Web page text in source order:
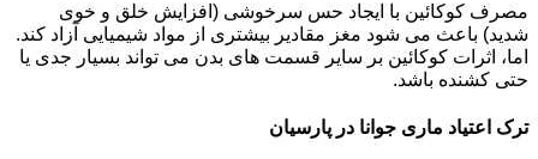
مصرف کوکائین با ایجاد حس سرخوشی (افزایش خلق و خوی
شدید) باعث می شود مغز مقادیر بیشتری از مواد شیمیایی آزاد کند.
اما، اثرات کوکائین بر سایر قسمت های بدن می تواند بسیار جدی یا
حتی کشنده باشد.
ترک اعتیاد ماری جوانا در پارسیان